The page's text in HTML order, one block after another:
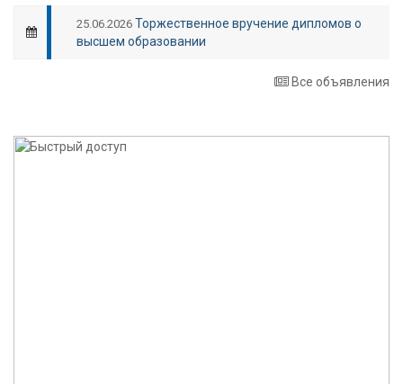
25.06.2026 Торжественное вручение дипломов о
высшем образовании
Все объявления